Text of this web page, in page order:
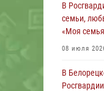
За
В
В
семьи,
«Моя
08 июля
В